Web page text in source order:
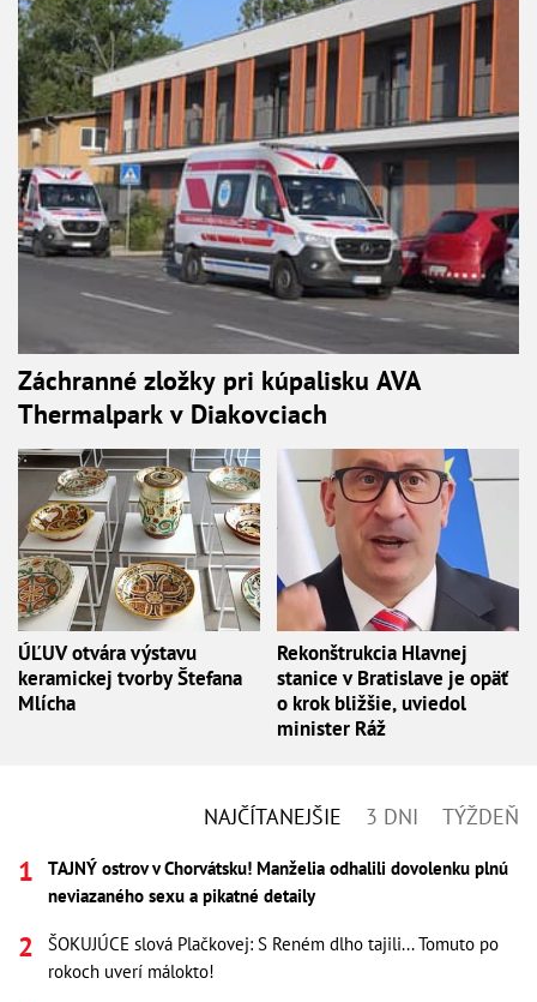
Záchranné zložky pri kúpalisku AVA
Thermalpark v Diakovciach
ÚĽUV otvára výstavu
keramickej tvorby Štefana
Mlícha
Rekonštrukcia Hlavnej
stanice v Bratislave je opäť
o krok bližšie, uviedol
minister Ráž
NAJČÍTANEJŠIE 3 DNI TÝŽDEŇ
TAJNÝ ostrov v Chorvátsku! Manželia odhalili dovolenku plnú
neviazaného sexu a pikatné detaily
ŠOKUJÚCE slová Plačkovej: S Reném dlho tajili... Tomuto po
rokoch uverí málokto!